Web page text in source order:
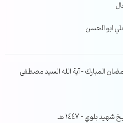
ابو الحسن
المبارك – آية الله السيد مصطفى
بلوي – 1447 هـ